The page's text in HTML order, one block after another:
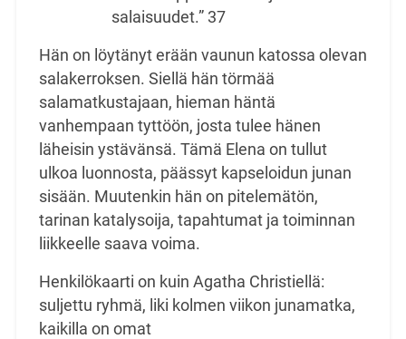
salaisuudet.” 37
Hän on löytänyt erään vaunun katossa olevan
salakerroksen. Siellä hän törmää
salamatkustajaan, hieman häntä
vanhempaan tyttöön, josta tulee hänen
läheisin ystävänsä. Tämä Elena on tullut
ulkoa luonnosta, päässyt kapseloidun junan
sisään. Muutenkin hän on pitelemätön,
tarinan katalysoija, tapahtumat ja toiminnan
liikkeelle saava voima.
Henkilökaarti on kuin Agatha Christiellä:
suljettu ryhmä, liki kolmen viikon junamatka,
kaikilla on omat